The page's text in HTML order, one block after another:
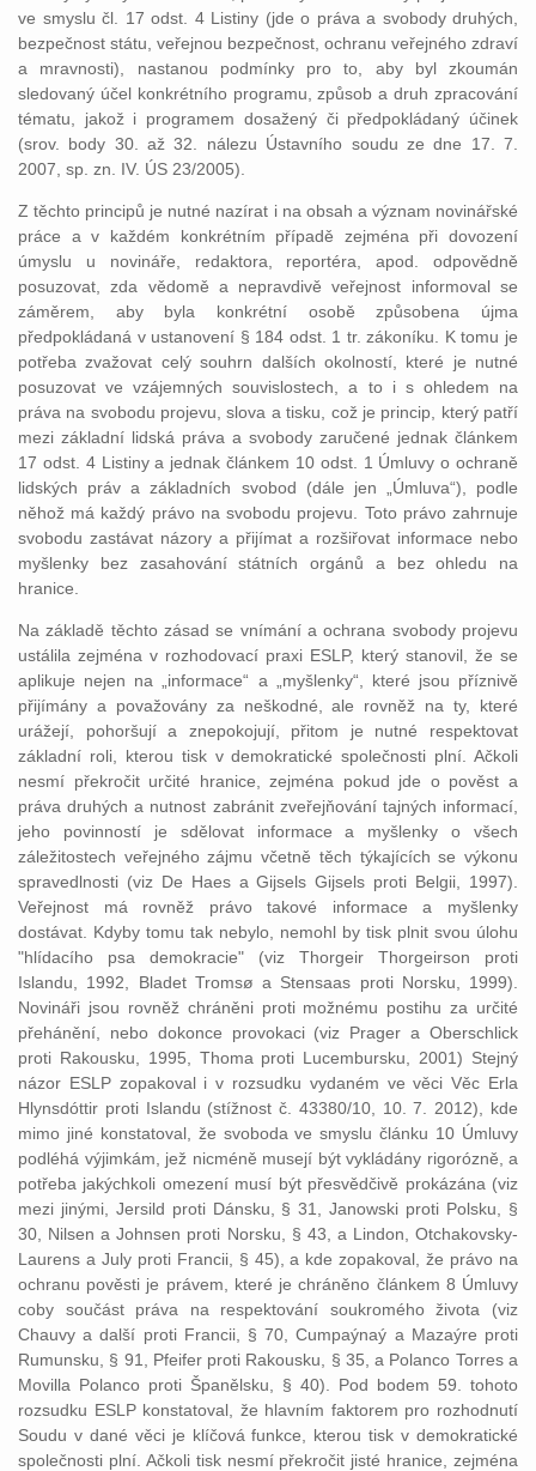
ve smyslu čl. 17 odst. 4 Listiny (jde o práva a svobody druhých,
bezpečnost státu, veřejnou bezpečnost, ochranu veřejného zdraví
a mravnosti), nastanou podmínky pro to, aby byl zkoumán
sledovaný účel konkrétního programu, způsob a druh zpracování
tématu, jakož i programem dosažený či předpokládaný účinek
(srov. body 30. až 32. nálezu Ústavního soudu ze dne 17. 7.
2007, sp. zn. IV. ÚS 23/2005).
Z těchto principů je nutné nazírat i na obsah a význam novinářské
práce a v každém konkrétním případě zejména při dovození
úmyslu u novináře, redaktora, reportéra, apod. odpovědně
posuzovat, zda vědomě a nepravdivě veřejnost informoval se
záměrem, aby byla konkrétní osobě způsobena újma
předpokládaná v ustanovení § 184 odst. 1 tr. zákoníku. K tomu je
potřeba zvažovat celý souhrn dalších okolností, které je nutné
posuzovat ve vzájemných souvislostech, a to i s ohledem na
práva na svobodu projevu, slova a tisku, což je princip, který patří
mezi základní lidská práva a svobody zaručené jednak článkem
17 odst. 4 Listiny a jednak článkem 10 odst. 1 Úmluvy o ochraně
lidských práv a základních svobod (dále jen „Úmluva“), podle
něhož má každý právo na svobodu projevu. Toto právo zahrnuje
svobodu zastávat názory a přijímat a rozšiřovat informace nebo
myšlenky bez zasahování státních orgánů a bez ohledu na
hranice.
Na základě těchto zásad se vnímání a ochrana svobody projevu
ustálila zejména v rozhodovací praxi ESLP, který stanovil, že se
aplikuje nejen na „informace“ a „myšlenky“, které jsou příznivě
přijímány a považovány za neškodné, ale rovněž na ty, které
urážejí, pohoršují a znepokojují, přitom je nutné respektovat
základní roli, kterou tisk v demokratické společnosti plní. Ačkoli
nesmí překročit určité hranice, zejména pokud jde o pověst a
práva druhých a nutnost zabránit zveřejňování tajných informací,
jeho povinností je sdělovat informace a myšlenky o všech
záležitostech veřejného zájmu včetně těch týkajících se výkonu
spravedlnosti (viz De Haes a Gijsels Gijsels proti Belgii, 1997).
Veřejnost má rovněž právo takové informace a myšlenky
dostávat. Kdyby tomu tak nebylo, nemohl by tisk plnit svou úlohu
"hlídacího psa demokracie" (viz Thorgeir Thorgeirson proti
Islandu, 1992, Bladet Tromsø a Stensaas proti Norsku, 1999).
Novináři jsou rovněž chráněni proti možnému postihu za určité
přehánění, nebo dokonce provokaci (viz Prager a Oberschlick
proti Rakousku, 1995, Thoma proti Lucembursku, 2001) Stejný
názor ESLP zopakoval i v rozsudku vydaném ve věci Věc Erla
Hlynsdóttir proti Islandu (stížnost č. 43380/10, 10. 7. 2012), kde
mimo jiné konstatoval, že svoboda ve smyslu článku 10 Úmluvy
podléhá výjimkám, jež nicméně musejí být vykládány rigorózně, a
potřeba jakýchkoli omezení musí být přesvědčivě prokázána (viz
mezi jinými, Jersild proti Dánsku, § 31, Janowski proti Polsku, §
30, Nilsen a Johnsen proti Norsku, § 43, a Lindon, Otchakovsky-
Laurens a July proti Francii, § 45), a kde zopakoval, že právo na
ochranu pověsti je právem, které je chráněno článkem 8 Úmluvy
coby součást práva na respektování soukromého života (viz
Chauvy a další proti Francii, § 70, Cumpaýnaý a Mazaýre proti
Rumunsku, § 91, Pfeifer proti Rakousku, § 35, a Polanco Torres a
Movilla Polanco proti Španělsku, § 40). Pod bodem 59. tohoto
rozsudku ESLP konstatoval, že hlavním faktorem pro rozhodnutí
Soudu v dané věci je klíčová funkce, kterou tisk v demokratické
společnosti plní. Ačkoli tisk nesmí překročit jisté hranice, zejména